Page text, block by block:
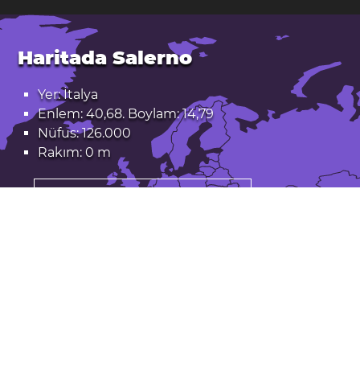
Haritada Salerno
Yer: İtalya
Enlem: 40,68. Boylam: 14,79
Nüfus: 126.000
Rakım: 0 m